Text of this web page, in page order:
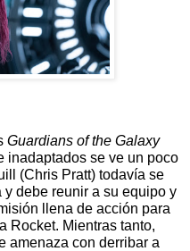
Guardians of the Galaxy
inadaptados se ve un poco
(Chris Pratt) todavía se
debe reunir a su equipo y
llena de acción para
Rocket. Mientras tanto,
amenaza con derribar a